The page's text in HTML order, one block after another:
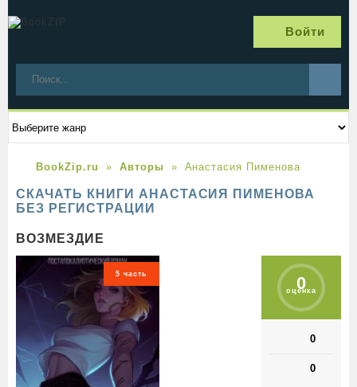
Войти
BookZip.ru Авторы Анастасия Пименова
СКАЧАТЬ КНИГИ АНАСТАСИЯ ПИМЕНОВА
БЕЗ РЕГИСТРАЦИИ
ВОЗМЕЗДИЕ
5 часть 0
оценка
0
0